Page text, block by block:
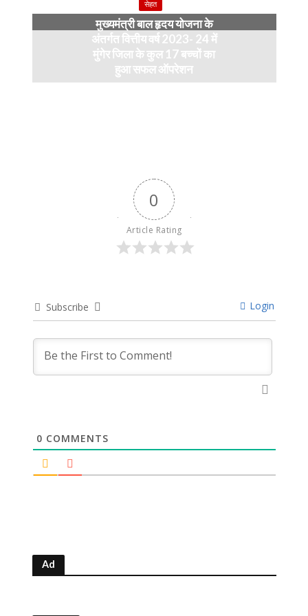
सेहत
मुख्यमंत्री बाल हृदय योजना के
अंतर्गत वित्तीय वर्ष 2023- 24 में
मुंगेर जिला के कुल 17 बच्चों का
हुआ सफल ऑपरेशन
0
Article Rating
Subscribe Login
0 COMMENTS
Ad